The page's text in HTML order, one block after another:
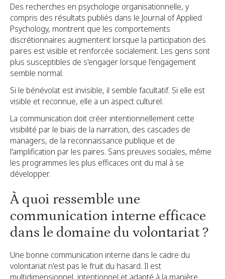
Des recherches en psychologie organisationnelle, y
compris des résultats publiés dans le Journal of Applied
Psychology, montrent que les comportements
discrétionnaires augmentent lorsque la participation des
paires est visible et renforcée socialement. Les gens sont
plus susceptibles de s'engager lorsque l'engagement
semble normal.
Si le bénévolat est invisible, il semble facultatif. Si elle est
visible et reconnue, elle a un aspect culturel.
La communication doit créer intentionnellement cette
visibilité par le biais de la narration, des cascades de
managers, de la reconnaissance publique et de
l'amplification par les paires. Sans preuves sociales, même
les programmes les plus efficaces ont du mal à se
développer.
À quoi ressemble une
communication interne efficace
dans le domaine du volontariat ?
Une bonne communication interne dans le cadre du
volontariat n'est pas le fruit du hasard. Il est